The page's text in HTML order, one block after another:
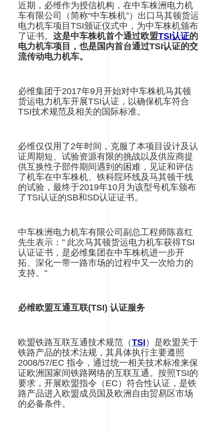
近期，必维作为授信机构，在中车株洲电力机
车有限公司（简称“中车株机”）出口马其顿货运
电力机车项目TSI颁证仪式中，为中车株机颁布
了证书。这是中车株机首个通过欧盟TSI认证的
电力机车项目，也是国内首台通过TSI认证的交
流传动电力机车。
必维集团于2017年9月开始对中车株机马其顿
货运电力机车开展TSI认证，以确保机车符合
TSI技术规范及相关的国际标准。
必维仅仅用了2年时间，克服了本项目设计及认
证周期短、试验资源有限的挑战以及供应商提
供互换性子部件期间遇到的困难，见证和评估
了机车在中车株机、铁科院环线及马其顿干线
的试验，最终于2019年10月为该型号机车颁布
了TSI认证的SB和SD认证证书。
中车株洲电力机车有限公司副总工程师陈喜红
先生表示：" 此次马其顿货运电力机车获得TSI
认证证书，是必维集团在中车株机进一步开
拓、深化一带一路市场的过程中又一次给力的
支持。"
必维欧盟互通互联(TSI) 认证服务
欧盟铁路互联互通技术规范（TSI ）是欧盟关于
铁路产品的技术法规，其具体执行主要遵照
2008/57/EC 指令，通过统一相关技术标准来保
证欧洲国家间铁路网络的互联互通。按照TSI的
要求，开展欧盟指令（EC）符合性认证，是铁
路产品进入欧盟成员国及欧洲自由贸易区市场
的必备条件。